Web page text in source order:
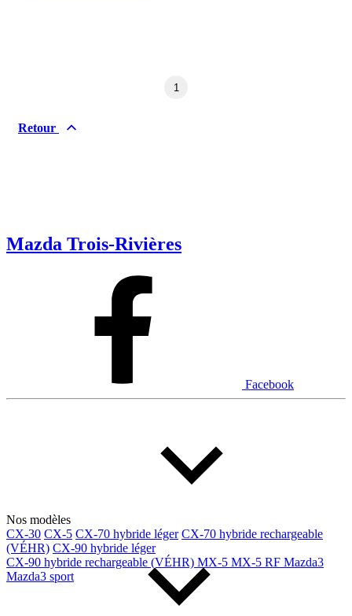
1
Retour
Mazda Trois-Rivières
Facebook
Nos modèles
CX-30 CX-5 CX-70 hybride léger CX-70 hybride rechargeable
(VÉHR) CX-90 hybride léger
CX-90 hybride rechargeable (VÉHR) MX-5 MX-5 RF Mazda3
Mazda3 sport